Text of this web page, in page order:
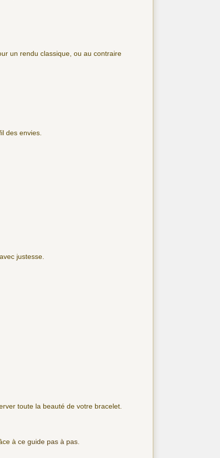
un rendu classique, ou au contraire
des envies.
justesse.
toute la beauté de votre bracelet.
àce guide pas à pas